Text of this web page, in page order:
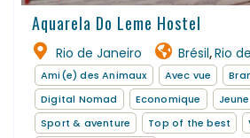
Aquarela Do Leme Hostel
Rio de Janeiro Brésil,Rio
Ami(e) des Animaux Avec vue
Digital Nomad
Economique Jeune
Sport & aventure
Top of the best